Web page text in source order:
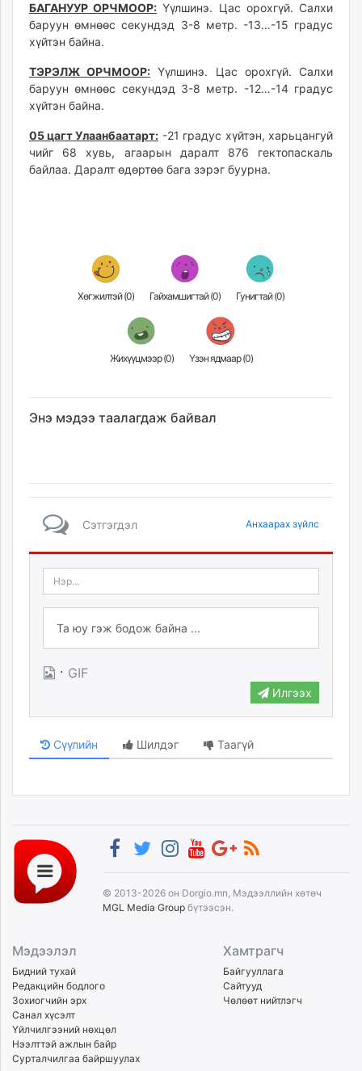
isee.mn
mglradio.com
itoim.mn
tumen.mn
times.mn
tvmongolia.mn
unread.today
БАГАНУУР ОРЧМООР: Үүлшинэ. Цас орохгүй. Салхи
баруун өмнөөс секундэд 3-8 метр. -13…-15 градус
хүйтэн байна.
ТЭРЭЛЖ ОРЧМООР: Үүлшинэ. Цас орохгүй. Салхи
баруун өмнөөс секундэд 3-8 метр. -12…-14 градус
хүйтэн байна.
05 цагт Улаанбаатарт: -21 градус хүйтэн, харьцангуй
чийг 68 хувь, агаарын даралт 876 гектопаскаль
байлаа. Даралт өдөртөө бага зэрэг буурна.
Хөгжилтэй (0) Гайхамшигтай (0) Гунигтай (0)
Жихүүцмээр (0) Үзэн ядмаар (0)
Энэ мэдээ таалагдаж байвал
Сэтгэгдэл Анхаарах зүйлс
· GIF
Илгээх
Сүүлийн Шилдэг Таагүй
© 2013-2026 он Dorgio.mn, Мэдээллийн хөтөч
MGL Media Group бүтээсэн.
Мэдээлэл
Бидний тухай
Редакцийн бодлого
Зохиогчийн эрх
Санал хүсэлт
Үйлчилгээний нөхцөл
Нээлттэй ажлын байр
Сурталчилгаа байршуулах
Хамтрагч
Байгууллага
Сайтууд
Чөлөөт нийтлэгч